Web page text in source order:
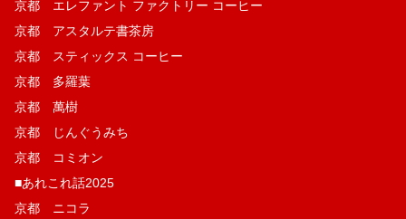
京都 エレファント ファクトリー コーヒー
京都 アスタルテ書茶房
京都 スティックス コーヒー
京都 多羅葉
京都 萬樹
京都 じんぐうみち
京都 コミオン
■あれこれ話2025
京都 ニコラ